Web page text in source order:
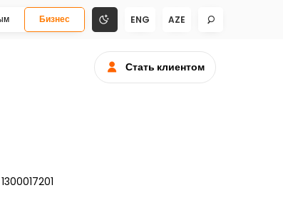
Бизнес ENG AZE
Стать клиентом